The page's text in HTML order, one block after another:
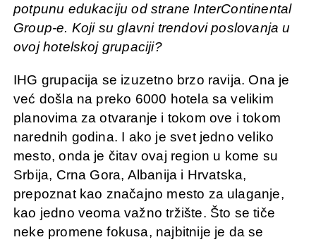
potpunu edukaciju od strane InterContinental
Group-e. Koji su glavni trendovi poslovanja u
ovoj hotelskoj grupaciji?
IHG grupacija se izuzetno brzo ravija. Ona je
već došla na preko 6000 hotela sa velikim
planovima za otvaranje i tokom ove i tokom
narednih godina. I ako je svet jedno veliko
mesto, onda je čitav ovaj region u kome su
Srbija, Crna Gora, Albanija i Hrvatska,
prepoznat kao značajno mesto za ulaganje,
kao jedno veoma važno tržište. Što se tiče
neke promene fokusa, najbitnije je da se